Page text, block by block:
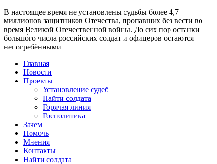
В настоящее время не установлены судьбы более 4,7
миллионов защитников Отечества, пропавших без вести во
время Великой Отечественной войны. До сих пор останки
большо́го числа российских солдат и офицеров остаются
непогребёнными
Главная
Новости
Проекты
Установление судеб
Найти солдата
Горячая линия
Госполитика
Зачем
Помочь
Мнения
Контакты
Найти солдата